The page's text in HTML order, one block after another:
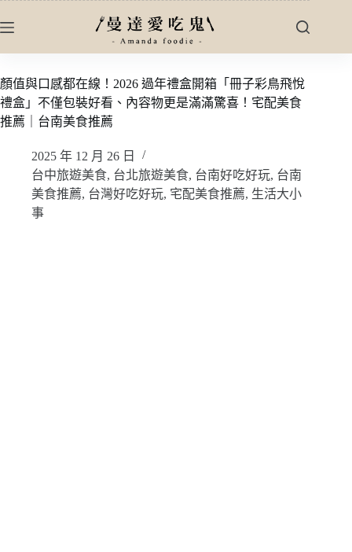
至
內
容
顏值與口感都在線！2026 過年禮盒開箱「冊子彩鳥飛悅
禮盒」不僅包裝好看、內容物更是滿滿驚喜！宅配美食
推薦｜台南美食推薦
2025 年 12 月 26 日
台中旅遊美食, 台北旅遊美食, 台南好吃好玩, 台南
美食推薦, 台灣好吃好玩, 宅配美食推薦, 生活大小
事